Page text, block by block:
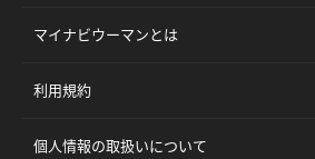
マイナビウーマンとは
利用規約
個人情報の取扱いについて